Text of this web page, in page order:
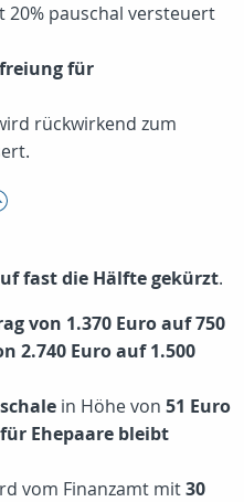
pauschal versteuert
für
rückwirkend zum
fast die Hälfte gekürzt.
von 1.370 Euro auf 750
2.740 Euro auf 1.500
in Höhe von 51 Euro
Ehepaare bleibt
vom Finanzamt mit30